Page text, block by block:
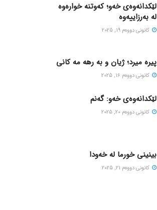
لێکدانەوەی خەو؛ کەوتنە خوارەوە
لە بەرزاییەوە
كانونی دووه‌م 19, 2025
پیره میرد؛ ژیان و به رهه مه کانی
كانونی دووه‌م 16, 2025
لێکدانەوەی خەو: گەنم
كانونی دووه‌م 20, 2025
بینینی خورما لە خەودا
كانونی دووه‌م 21, 2025